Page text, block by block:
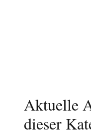
Aktuelle
dieser